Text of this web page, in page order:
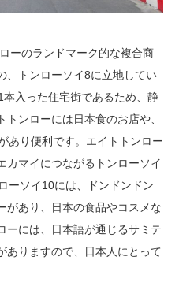
ーのランドマーク的な複合商
、トンローソイ8に立地してい
入った住宅街であるため、静
ンローには日本食のお店や、
あり便利です。エイトトンロー
カマイにつながるトンローソイ
ーソイ10には、ドンドンドン
があり、日本の食品やコスメな
ーには、日本語が通じるサミテ
ありますので、日本人にとって